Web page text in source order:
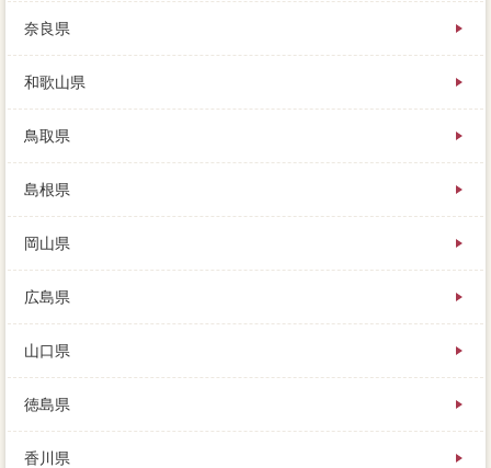
奈良県
和歌山県
鳥取県
島根県
岡山県
広島県
山口県
徳島県
香川県